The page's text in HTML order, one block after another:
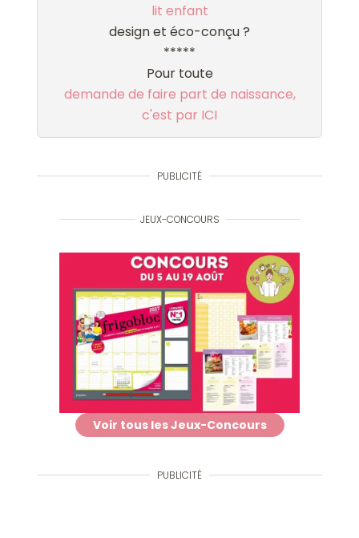
lit enfant
design et éco-conçu ?
*****
Pour toute
demande de faire part de naissance,
c'est par ICI
PUBLICITÉ
JEUX-CONCOURS
Voir tous les Jeux-Concours
PUBLICITÉ